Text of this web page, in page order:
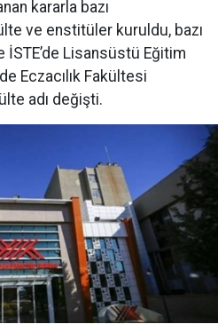
kararla bazı
ve enstitüler kuruldu, bazı
İSTE’de Lisansüstü Eğitim
Eczacılık Fakültesi
adı değişti.